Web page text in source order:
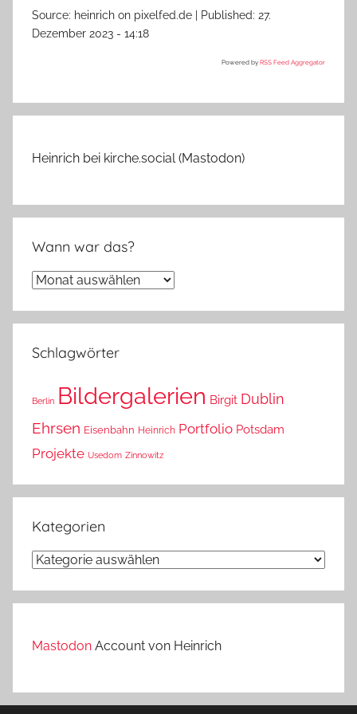
Source: heinrich on pixelfed.de Published: 27.
Dezember 2023 - 14:18
Powered by RSS Feed Aggregator
Heinrich bei kirche.social (Mastodon)
Wann war das?
Wann
das?
Schlagwörter
Berlin Bildergalerien Birgit Dublin
Ehrsen Eisenbahn Heinrich Portfolio Potsdam
Projekte Usedom Zinnowitz
Kategorien
Kategorien
Mastodon Account von Heinrich